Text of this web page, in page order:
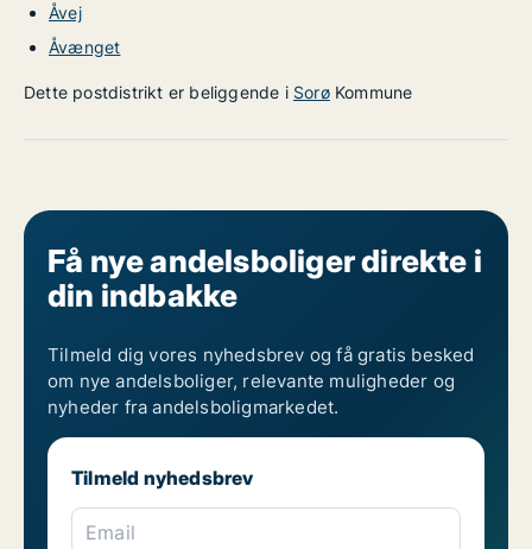
Åvej
Åvænget
Dette postdistrikt er beliggende i SorøKommune
Få nye andelsboliger direkte i
din indbakke
Tilmeld dig vores nyhedsbrev og få gratis besked
om nye andelsboliger, relevante muligheder og
nyheder fra andelsboligmarkedet.
Tilmeld nyhedsbrev
Email